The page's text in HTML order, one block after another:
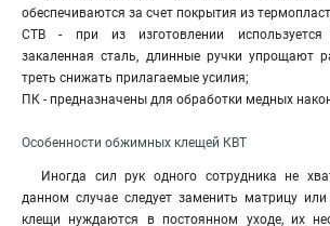
обеспечиваются за счет покрытия из
СТВ - при из изготовлении используется
закаленная сталь, длинные ручки упрощают
треть снижать прилагаемые усилия;
ПК - предназначены для обработки медных
Особенности обжимных клещей КВТ
Иногда сил рук одного сотрудника не
данном случае следует заменить матрицу
клещи нуждаются в постоянном уходе, их